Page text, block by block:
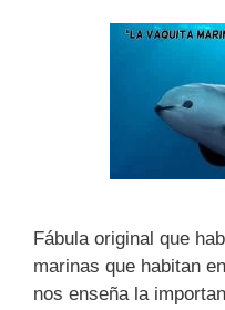
Fábula original que
marinas que habitan
nos enseña la